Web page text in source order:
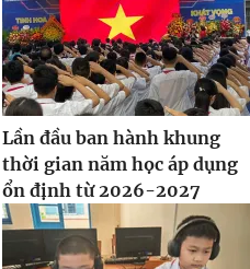
Lần đầu ban hành khung
thời gian năm học áp dụng
ổn định từ 2026-2027